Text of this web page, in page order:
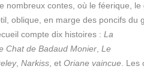
nombreux contes, où le féerique, le
oblique, en marge des poncifs du
compte dix histoires : La
Chat de Badaud Monier Le
, Narkiss , et Oriane vaincue .